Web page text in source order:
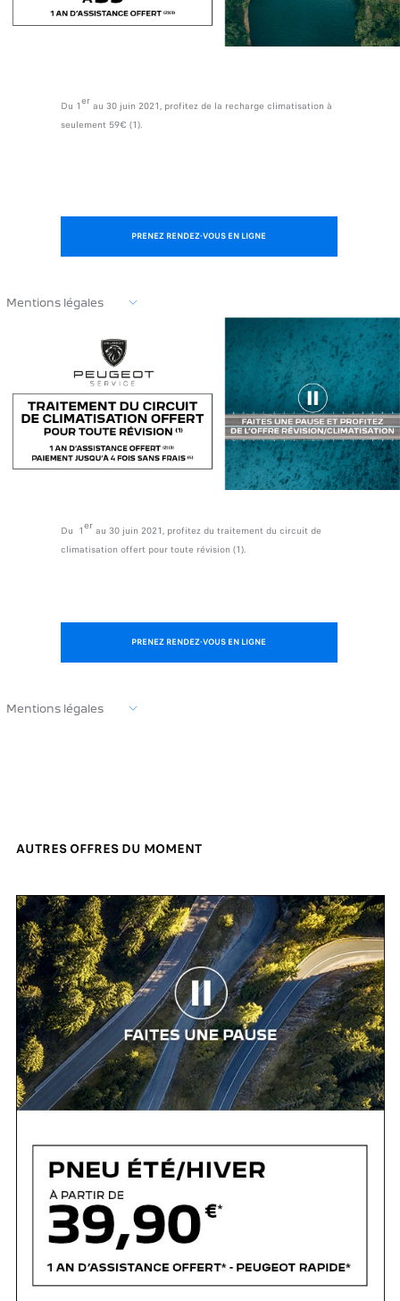
Du 1er au 30 juin 2021, profitez de la recharge climatisation à
seulement 59€ (1).
PRENEZ RENDEZ-VOUS EN LIGNE
Mentions légales
Du 1er au 30 juin 2021, profitez du traitement du circuit de
climatisation offert pour toute révision (1).
PRENEZ RENDEZ-VOUS EN LIGNE
Mentions légales
AUTRES OFFRES DU MOMENT